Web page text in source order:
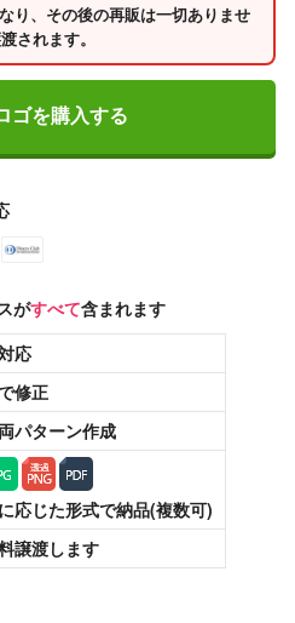
り、その後の再販は一切ありませ
されます。
ゴを購入する
がすべて含まれます
応
修正
パターン作成
応じた形式で納品(複数可)
譲渡します